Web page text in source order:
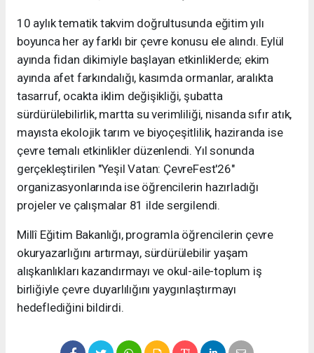
10 aylık tematik takvim doğrultusunda eğitim yılı
boyunca her ay farklı bir çevre konusu ele alındı. Eylül
ayında fidan dikimiyle başlayan etkinliklerde; ekim
ayında afet farkındalığı, kasımda ormanlar, aralıkta
tasarruf, ocakta iklim değişikliği, şubatta
sürdürülebilirlik, martta su verimliliği, nisanda sıfır atık,
mayısta ekolojik tarım ve biyoçeşitlilik, haziranda ise
çevre temalı etkinlikler düzenlendi. Yıl sonunda
gerçekleştirilen "Yeşil Vatan: ÇevreFest'26"
organizasyonlarında ise öğrencilerin hazırladığı
projeler ve çalışmalar 81 ilde sergilendi.
Millî Eğitim Bakanlığı, programla öğrencilerin çevre
okuryazarlığını artırmayı, sürdürülebilir yaşam
alışkanlıkları kazandırmayı ve okul-aile-toplum iş
birliğiyle çevre duyarlılığını yaygınlaştırmayı
hedeflediğini bildirdi.